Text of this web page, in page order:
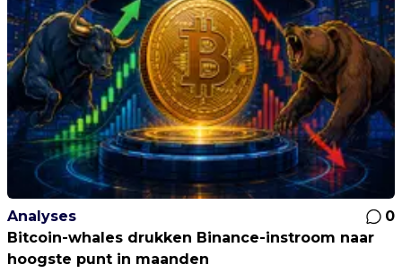
Analyses
0
Bitcoin-whales drukken Binance-instroom naar
hoogste punt in maanden